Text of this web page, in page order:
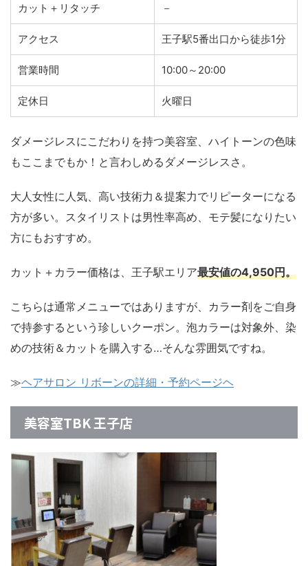
カット＋リタッチ －
アクセス 王子駅5番出口から徒歩1分
営業時間 10:00～20:00
定休日 火曜日
ダメージレスにこだわりを持つ美容室、ハイトーンの色味
もここまでもか！と言わしめるダメージレスさ。
大人女性に人気、高い技術力＆提案力でリピーターになる
方が多い。スタイリストは男性率高め、モテ髪になりたい
方にもおすすめ。
カット＋カラー価格は、王子駅エリア最安値の4,950円。
こちらは通常メニューではありますが、カラー剤をご自身
で持参するという珍しいクーポン。泡カラーは対象外、染
めの技術＆カットを購入する…そんな雰囲気ですね。
≫ヘアサロン リボーンの詳細・予約ページヘ
美容室TBK 王子店